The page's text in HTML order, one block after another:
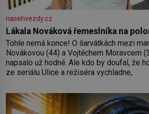
nasehvezdy.cz
Lákala Nováková řemeslníka na
Tohle nemá konce! O šarvátkách mezi
Novákovou (44) a Vojtěchem Moravcem
napsalo už hodně. Ale kdo by doufal, že
ze seriálu Ulice a režiséra vychladne,